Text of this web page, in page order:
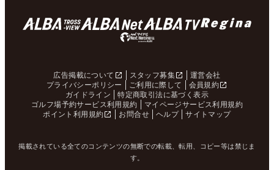
広告掲載について スタッフ募集
運営会社
プライバシーポリシー
ご利用に際して
会員規約
ガイドライン
特定商取引法に基づく表示
ゴルフ場予約サービス利用規約
マイページサービス利用規約
ポイント利用規約
お問合せ ヘルプ サイトマップ
掲載されている全てのコンテンツの無断での転載、転用、コピー等は禁じま
す。